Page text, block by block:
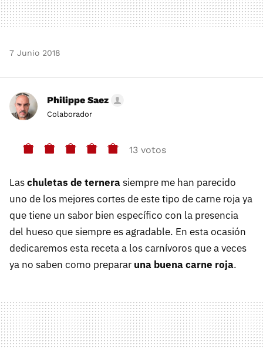
7 Junio 2018
Philippe Saez
Colaborador
13 votos
Laschuletas de ternerasiempre me han parecido
uno de los mejores cortes de este tipo de carne roja ya
que tiene un sabor bien específico con la presencia
del hueso que siempre es agradable. En esta ocasión
dedicaremos esta receta a los carnívoros que a veces
ya no saben como preparar una buena carne roja.